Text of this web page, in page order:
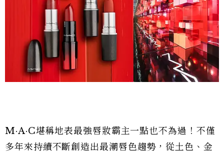
M·A·C堪稱地表最強唇妝霸主一點也不為過！不僅
多年來持續不斷創造出最潮唇色趨勢，從土色、金